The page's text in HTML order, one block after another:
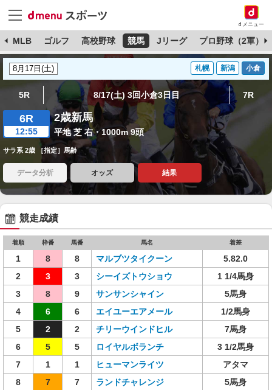
dメニュー
MLB ゴルフ 高校野球 競馬 Jリーグ プロ野球（2軍）
札幌 新潟 小倉
5R 8/17(土) 3回小倉3日目 7R
6R
12:55
2歳新馬
平地 芝 右・1000m 9頭
サラ系 2歳 ［指定］馬齢
データ分析 オッズ 結果
競走成績
着順 枠番 馬番 馬名 着差
1 8 8 マルブツタイクーン
5.82.0
2
3 3 シーイズトウショウ
1 1/4馬身
3
8 9 サンサンシャイン
5馬身
4
6 6 エイユーエアメール
1/2馬身
5
2 2 チリーウインドヒル
7馬身
6
5 5 ロイヤルボランチ
3 1/2馬身
7
1 1 ヒューマンライツ
アタマ
8
7 7 ランドチャレンジ
5馬身